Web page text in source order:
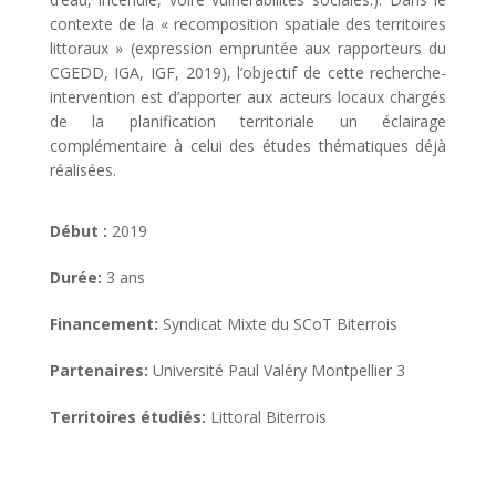
contexte de la « recomposition spatiale des territoires
littoraux » (expression empruntée aux rapporteurs du
CGEDD, IGA, IGF, 2019), l’objectif de cette recherche-
intervention est d’apporter aux acteurs locaux chargés
de la planification territoriale un éclairage
complémentaire à celui des études thématiques déjà
réalisées.
Début : 2019
Durée: 3 ans
Financement: Syndicat Mixte du SCoT Biterrois
Partenaires: Université Paul Valéry Montpellier 3
Territoires étudiés: Littoral Biterrois